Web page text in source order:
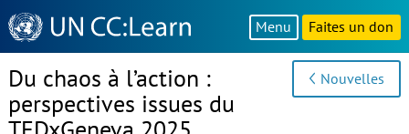
Knowledge
Sharing
Platform
Menu Faites un don
Du chaos à l’action :
perspectives issues du
Nouvelles